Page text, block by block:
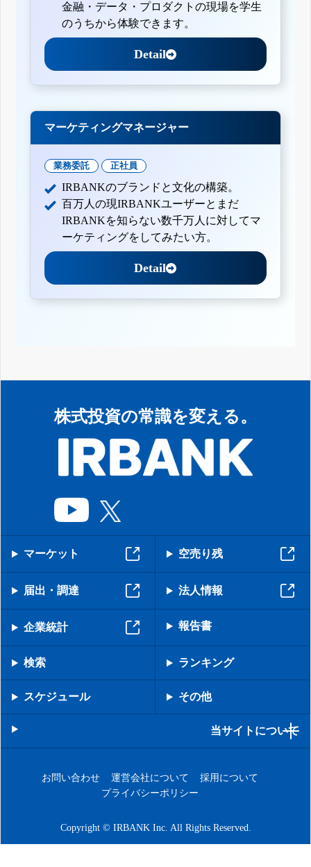
金融・データ・プロダクトの現場を学生
のうちから体験できます。
Detail
マーケティングマネージャー
業務委託 正社員
IRBANKのブランドと文化の構築。
百万人の現IRBANKユーザーとまだ
IRBANKを知らない数千万人に対してマ
ーケティングをしてみたい方。
Detail
株式投資の常識を変える。
マーケット 空売り残
届出・調達 法人情報
企業統計 報告書
検索 ランキング
スケジュール その他
当サイトについて
お問い合わせ 運営会社について
採用について
プライバシーポリシー
Copyright © IRBANK Inc. All Rights Reserved.